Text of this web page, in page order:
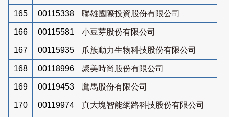
165 00115338 聯雄國際投資股份有限公司
166 00115581 小豆芽股份有限公司
167 00115935 爪族動力生物科技股份有限公司
168 00118996 聚美時尚股份有限公司
169 00119453 鷹馬股份有限公司
170 00119974 真大塊智能網路科技股份有限公司